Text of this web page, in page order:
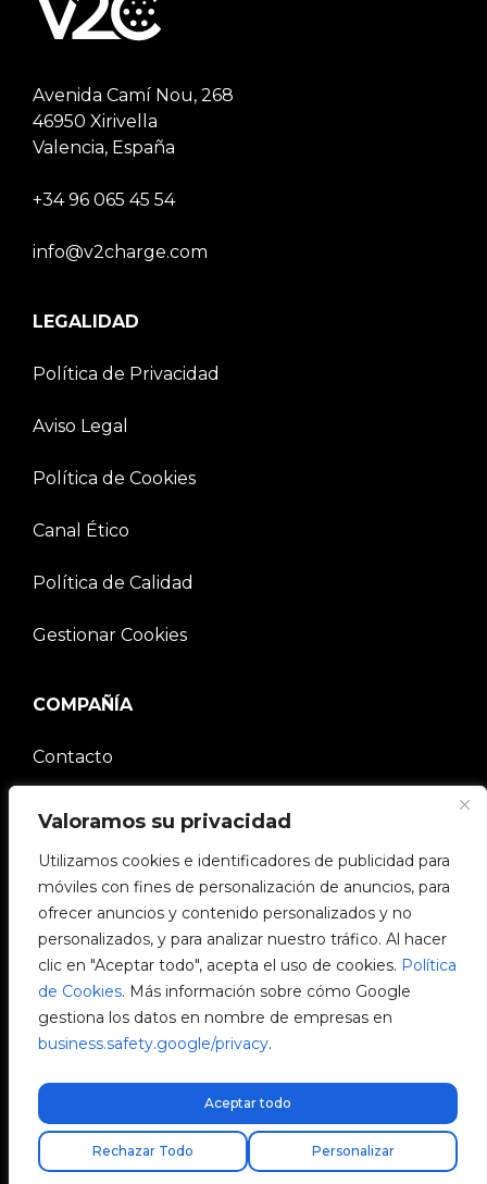
Valoramos su privacidad
Utilizamos cookies e identificadores de publicidad para
móviles con fines de personalización de anuncios, para
ofrecer anuncios y contenido personalizados y no
personalizados, y para analizar nuestro tráfico. Al hacer
clic en "Aceptar todo", acepta el uso de cookies. Política
de Cookies. Más información sobre cómo Google
gestiona los datos en nombre de empresas en
business.safety.google/privacy.
Personalizar
Rechazar Todo
Aceptar todo
Avenida Camí Nou, 268
46950 Xirivella
Valencia, España
+34 96 065 45 54
info@v2charge.com
LEGALIDAD
Política de Privacidad
Aviso Legal
Política de Cookies
Canal Ético
Política de Calidad
Gestionar Cookies
COMPAÑÍA
Contacto
Comunidad V2C
Trabaja con nosotros
e-Chargers
V2C Power
V2C Cloud
Encuentra tu instalador
V2C © 2026 All rights reserved.